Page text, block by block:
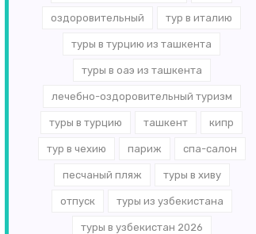
оздоровительный тур в италию
туры в турцию из ташкента
туры в оаэ из ташкента
лечебно-оздоровительный туризм
туры в турцию ташкент кипр
тур в чехию париж спа-салон
песчаный пляж туры в хиву
отпуск туры из узбекистана
туры в узбекистан 2026